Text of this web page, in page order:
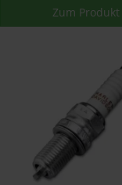
Zum Produkt